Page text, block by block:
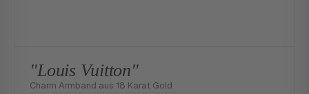
"Louis Vuitton"
Charm Armband aus 18 Karat Gold